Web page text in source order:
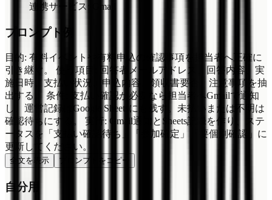
連携サービス Gmail
プロンプト例
目的: 有料イベントや有料申込の確認事項を担当者へ正確に
引き継ぐ。 使う項目: 回答者メールアドレス、回答内容、実
施日時。支払い状況、申込内容、領収書要否、注意事項を抽
出する。 条件: 支払い確認が必要なら担当者へGmailで通知
し、運営記録はGoogle Sheetsにも残す。未払いまたは不明は
確認待ちにする。 実行: Gmail通知とSheets記録を作り、ステ
ータスを「支払い確認待ち」「参加確定」「要個別確認」に
更新してください。
全文を表示 プロンプトをコピー
自分用